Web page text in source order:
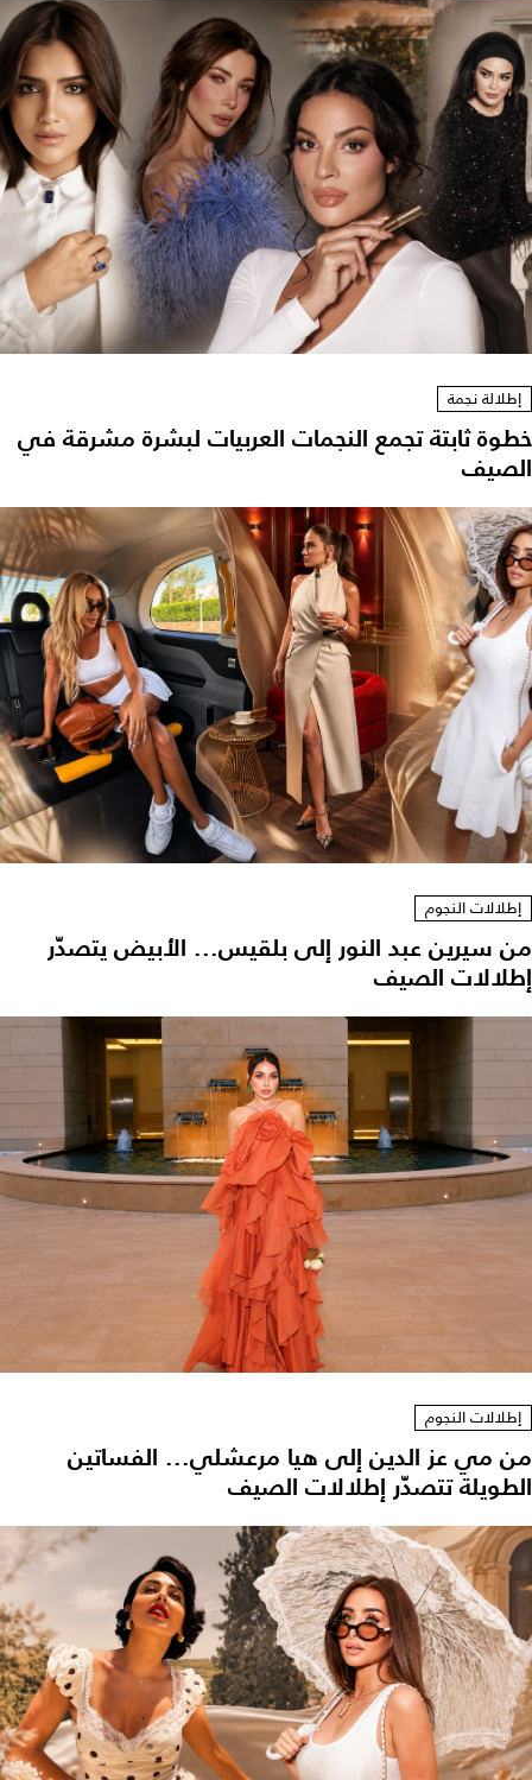
إطلالة نجمة
خطوة ثابتة تجمع النجمات العربيات لبشرة مشرقة في
الصيف
إطلالات النجوم
من سيرين عبد النور إلى بلقيس... الأبيض يتصدّر
إطلالات الصيف
إطلالات النجوم
من مي عز الدين إلى هيا مرعشلي... الفساتين
الطويلة تتصدّر إطلالات الصيف